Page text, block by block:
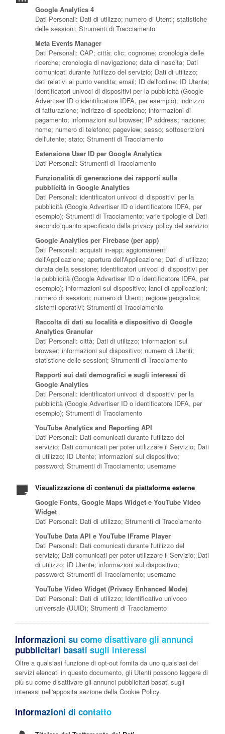
Google Analytics 4
Dati Personali: Dati di utilizzo; numero di Utenti; statistiche
delle sessioni; Strumenti di Tracciamento
Meta Events Manager
Dati Personali: CAP; città; clic; cognome; cronologia delle
ricerche; cronologia di navigazione; data di nascita; Dati
comunicati durante l'utilizzo del servizio; Dati di utilizzo;
dati relativi al punto vendita; email; ID dell'ordine; ID Utente;
identificatori univoci di dispositivi per la pubblicità (Google
Advertiser ID o identificatore IDFA, per esempio); indirizzo
di fatturazione; indirizzo di spedizione; informazioni di
pagamento; informazioni sul browser; IP address; nazione;
nome; numero di telefono; pageview; sesso; sottoscrizioni
dell'utente; stato; Strumenti di Tracciamento
Estensione User ID per Google Analytics
Dati Personali: Strumenti di Tracciamento
Funzionalità di generazione dei rapporti sulla
pubblicità in Google Analytics
Dati Personali: identificatori univoci di dispositivi per la
pubblicità (Google Advertiser ID o identificatore IDFA, per
esempio); Strumenti di Tracciamento; varie tipologie di Dati
secondo quanto specificato dalla privacy policy del servizio
Google Analytics per Firebase (per app)
Dati Personali: acquisti in-app; aggiornamenti
dell'Applicazione; apertura dell'Applicazione; Dati di utilizzo;
durata della sessione; identificatori univoci di dispositivi per
la pubblicità (Google Advertiser ID o identificatore IDFA, per
esempio); informazioni sul dispositivo; lanci di applicazioni;
numero di sessioni; numero di Utenti; regione geografica;
sistemi operativi; Strumenti di Tracciamento
Raccolta di dati su località e dispositivo di Google
Analytics Granular
Dati Personali: città; Dati di utilizzo; informazioni sul
browser; informazioni sul dispositivo; numero di Utenti;
statistiche delle sessioni; Strumenti di Tracciamento
Rapporti sui dati demografici e sugli interessi di
Google Analytics
Dati Personali: identificatori univoci di dispositivi per la
pubblicità (Google Advertiser ID o identificatore IDFA, per
esempio); Strumenti di Tracciamento
YouTube Analytics and Reporting API
Dati Personali: Dati comunicati durante l'utilizzo del
servizio; Dati comunicati per poter utilizzare il Servizio; Dati
di utilizzo; ID Utente; informazioni sul dispositivo;
password; Strumenti di Tracciamento; username
Visualizzazione di contenuti da piattaforme esterne
Google Fonts, Google Maps Widget e YouTube Video
Widget
Dati Personali: Dati di utilizzo; Strumenti di Tracciamento
YouTube Data API e YouTube IFrame Player
Dati Personali: Dati comunicati durante l'utilizzo del
servizio; Dati comunicati per poter utilizzare il Servizio; Dati
di utilizzo; ID Utente; informazioni sul dispositivo;
password; Strumenti di Tracciamento; username
YouTube Video Widget (Privacy Enhanced Mode)
Dati Personali: Dati di utilizzo; Identificativo univoco
universale (UUID); Strumenti di Tracciamento
Informazioni su come disattivare gli annunci
pubblicitari basati sugli interessi
Oltre a qualsiasi funzione di opt-out fornita da uno qualsiasi dei
servizi elencati in questo documento, gli Utenti possono leggere di
più su come disattivare gli annunci pubblicitari basati sugli
interessi nell'apposita sezione della Cookie Policy.
Informazioni di contatto